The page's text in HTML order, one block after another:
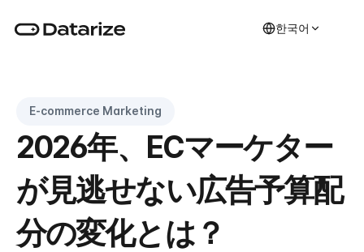
한국어
E-commerce Marketing
2026年、ECマーケター
が見逃せない広告予算配
分の変化とは？